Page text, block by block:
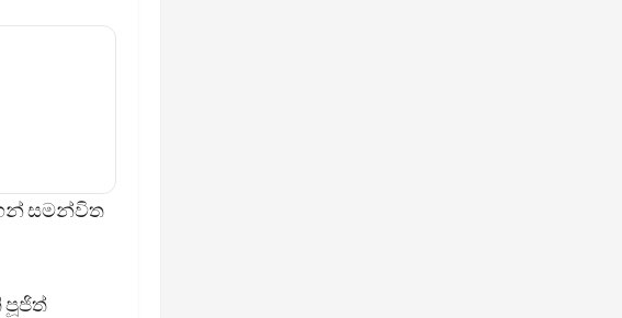
සමන්විත
පූජිත්